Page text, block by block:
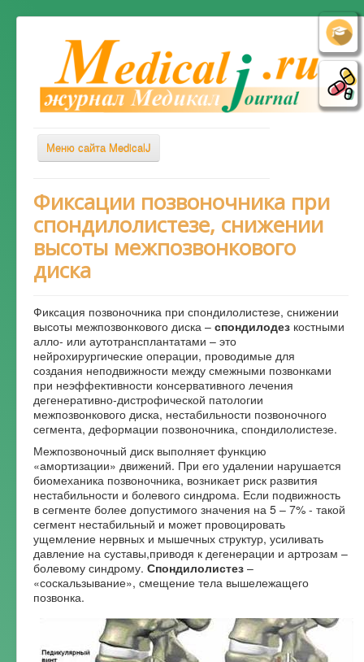
Меню сайта MedicalJ
Весь Медикал
Симптомы
Заболевания
Диагностика
Советы врача
Альтернативная медицина
Форум
Фиксации позвоночника при
спондилолистезе, снижении
высоты межпозвонкового
диска
Фиксация позвоночника при спондилолистезе, снижении
высоты межпозвонкового диска – спондилодез костными
алло- или аутотрансплантатами – это
нейрохирургические операции, проводимые для
создания неподвижности между смежными позвонками
при неэффективности консервативного лечения
дегенеративно-дистрофической патологии
межпозвонкового диска, нестабильности позвоночного
сегмента, деформации позвоночника, спондилолистезе.
Межпозвоночный диск выполняет функцию
«амортизации» движений. При его удалении нарушается
биомеханика позвоночника, возникает риск развития
нестабильности и болевого синдрома. Если подвижность
в сегменте более допустимого значения на 5 – 7% - такой
сегмент нестабильный и может провоцировать
ущемление нервных и мышечных структур, усиливать
давление на суставы,приводя к дегенерации и артрозам –
болевому синдрому. Спондилолистез –
«соскальзывание», смещение тела вышележащего
позвонка.